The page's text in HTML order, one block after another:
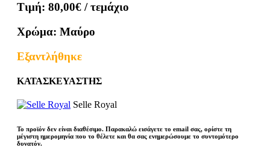
Τιμή: 80,00€ / τεμάχιο
Χρώμα: Μαύρο
Εξαντλήθηκε
ΚΑΤΑΣΚΕΥΑΣΤΗΣ
Selle Royal
Το προϊόν δεν είναι διαθέσιμο. Παρακαλώ εισάγετε το email σας, ορίστε τη
μέγιστη ημερομηνία που το θέλετε και θα σας ενημερώσουμε το συντομότερο
δυνατόν.